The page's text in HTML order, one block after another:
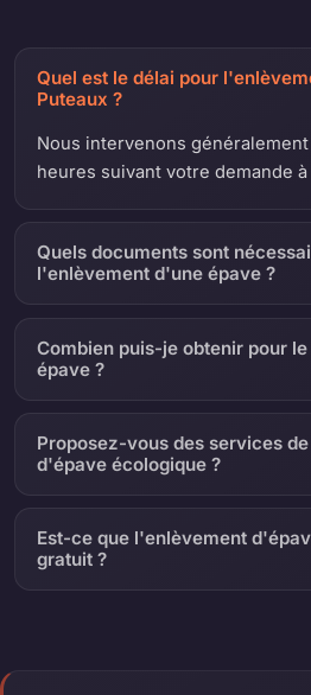
Quel est le délai pour
Puteaux ?
Nous intervenons
heures suivant votre demande à
Quels documents sont
l'enlèvement d'une épave ?
Combien puis-je obtenir pour
épave ?
Proposez-vous des services
d'épave écologique ?
Est-ce que l'enlèvement
gratuit ?